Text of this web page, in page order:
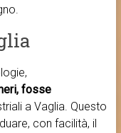
fosse
a Vaglia. Questo
con facilità, il